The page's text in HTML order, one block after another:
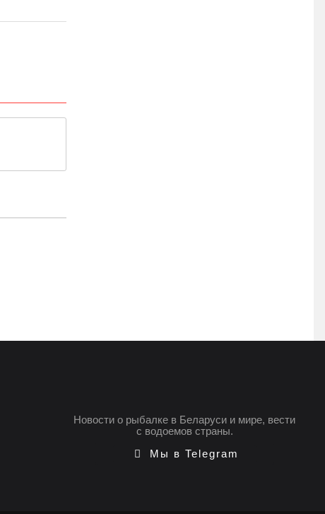
Новости о рыбалке в Беларуси и мире, вести
с водоемов страны.
Мы в Telegram